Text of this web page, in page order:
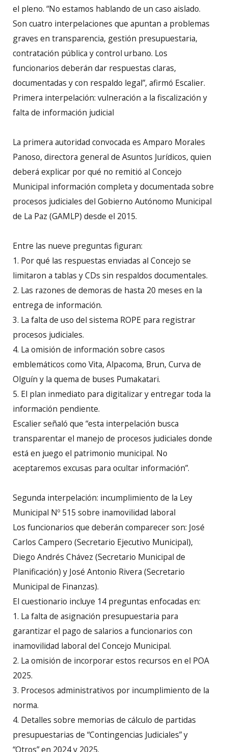
el pleno. “No estamos hablando de un caso aislado.
Son cuatro interpelaciones que apuntan a problemas
graves en transparencia, gestión presupuestaria,
contratación pública y control urbano. Los
funcionarios deberán dar respuestas claras,
documentadas y con respaldo legal”, afirmó Escalier.
Primera interpelación: vulneración a la fiscalización y
falta de información judicial
La primera autoridad convocada es Amparo Morales
Panoso, directora general de Asuntos Jurídicos, quien
deberá explicar por qué no remitió al Concejo
Municipal información completa y documentada sobre
procesos judiciales del Gobierno Autónomo Municipal
de La Paz (GAMLP) desde el 2015.
Entre las nueve preguntas figuran:
1. Por qué las respuestas enviadas al Concejo se
limitaron a tablas y CDs sin respaldos documentales.
2. Las razones de demoras de hasta 20 meses en la
entrega de información.
3. La falta de uso del sistema ROPE para registrar
procesos judiciales.
4. La omisión de información sobre casos
emblemáticos como Vita, Alpacoma, Brun, Curva de
Olguín y la quema de buses Pumakatari.
5. El plan inmediato para digitalizar y entregar toda la
información pendiente.
Escalier señaló que “esta interpelación busca
transparentar el manejo de procesos judiciales donde
está en juego el patrimonio municipal. No
aceptaremos excusas para ocultar información”.
Segunda interpelación: incumplimiento de la Ley
Municipal Nº 515 sobre inamovilidad laboral
Los funcionarios que deberán comparecer son: José
Carlos Campero (Secretario Ejecutivo Municipal),
Diego Andrés Chávez (Secretario Municipal de
Planificación) y José Antonio Rivera (Secretario
Municipal de Finanzas).
El cuestionario incluye 14 preguntas enfocadas en:
1. La falta de asignación presupuestaria para
garantizar el pago de salarios a funcionarios con
inamovilidad laboral del Concejo Municipal.
2. La omisión de incorporar estos recursos en el POA
2025.
3. Procesos administrativos por incumplimiento de la
norma.
4. Detalles sobre memorias de cálculo de partidas
presupuestarias de “Contingencias Judiciales” y
“Otros” en 2024 y 2025.